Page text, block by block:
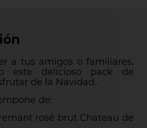
a tus amigos o familiares,
este delicioso pack de
de la Navidad..
de:
rosé brut Chateau de